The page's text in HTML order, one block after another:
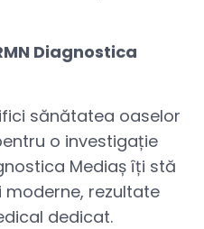
Diagnostica
sănătatea oaselor
o investigație
Mediaș îți stă
moderne, rezultate
dedicat.